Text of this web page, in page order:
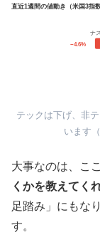
直近1週間の値動き（米国3指数
ナ
−4.6%
テックは下げ、非
います
大事なのは、こ
くかを教えてく
足踏み」にもな
す。